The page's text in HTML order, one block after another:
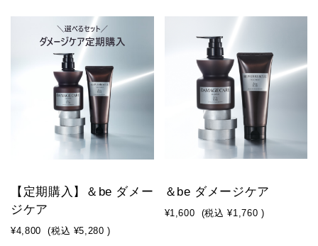
【定期購入】＆be ダメー
ジケア
¥4,800 (税込 ¥5,280 )
＆be ダメージケア
¥1,600 (税込 ¥1,760 )